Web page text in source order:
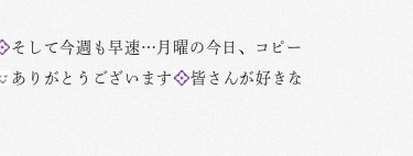
そして今週も早速…月曜の今日、コピー
ありがとうございます
皆さんが好きな